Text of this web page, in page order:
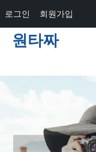
로그인 회원가입
Skip원타짜